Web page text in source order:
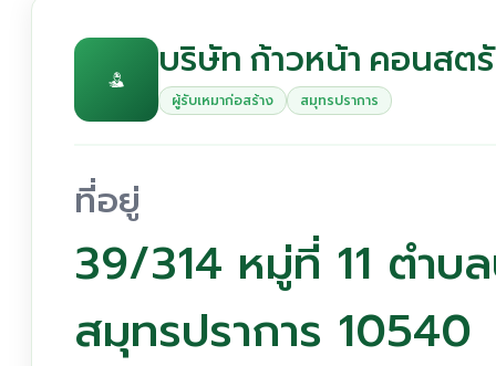
บริษัท ก้าวหน้า คอนสตรั
ผู้รับเหมาก่อสร้าง สมุทรปราการ
ที่อยู่
39/314 หมู่ที่ 11 ตำบ
สมุทรปราการ 10540